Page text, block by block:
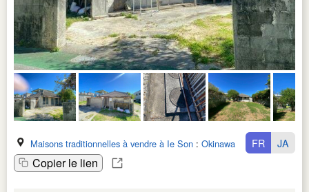
Maisons traditionnelles à vendre à Ie Son : Okinawa Ken
Copier le lien
FR JA